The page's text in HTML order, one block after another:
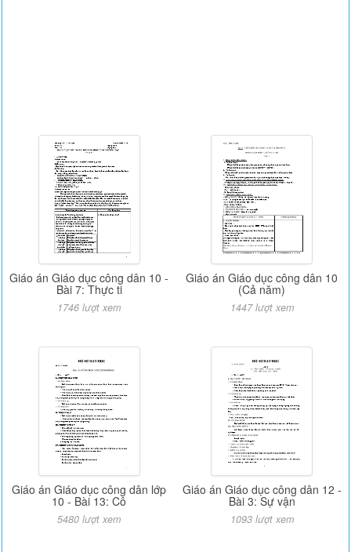
Giáo án Giáo dục công dân 10 -
Bài 7: Thực ti
1746 lượt xem
Giáo án Giáo dục công dân 10
(Cả năm)
1447 lượt xem
Giáo án Giáo dục công dân lớp
10 - Bài 13: Cô
5480 lượt xem
Giáo án Giáo dục công dân 12 -
Bài 3: Sự vận
1093 lượt xem